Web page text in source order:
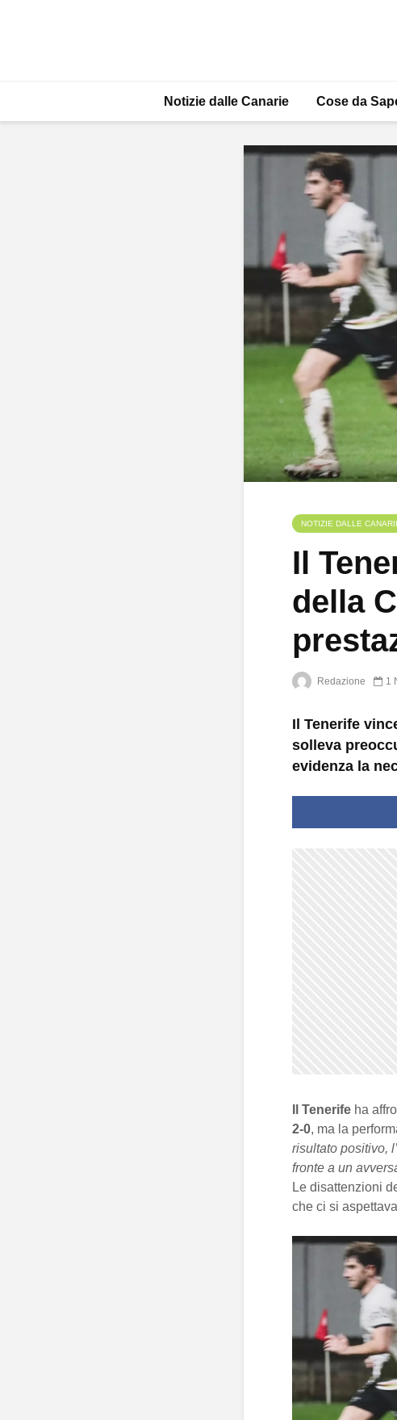
Notizie dalle Canarie Cose da
NOTIZIE DALLE
Il
della
Redazione 1
Il Tenerife
solleva
evidenza la
Il Tenerife ha
2-0, ma la
risultato positivo,
fronte a un
Le disattenzioni
che ci si